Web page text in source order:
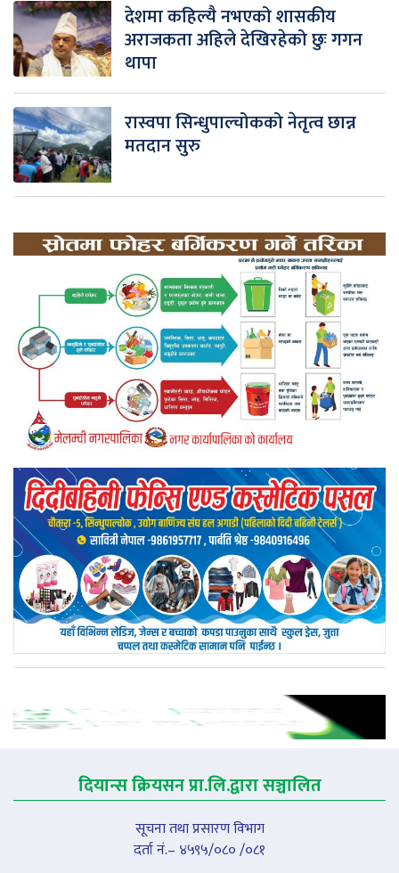
देशमा कहिल्यै नभएको शासकीय
अराजकता अहिले देखिरहेको छुः गगन
थापा
रास्वपा सिन्धुपाल्चोकको नेतृत्व छान्न
मतदान सुरु
दियान्स क्रियसन प्रा.लि.द्वारा सञ्चालित
सूचना तथा प्रसारण विभाग
दर्ता नं.– ४५९५/०८० /०८१